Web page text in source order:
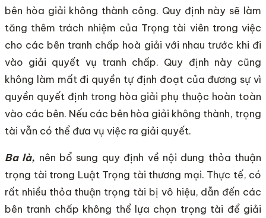
bên hòa giải không thành công. Quy định này sẽ làm
tăng thêm trách nhiệm của Trọng tài viên trong việc
cho các bên tranh chấp hoà giải với nhau trước khi đi
vào giải quyết vụ tranh chấp. Quy định này cũng
không làm mất đi quyền tự định đoạt của đương sự vì
quyền quyết định trong hòa giải phụ thuộc hoàn toàn
vào các bên. Nếu các bên hòa giải không thành, trọng
tài vẫn có thể đưa vụ việc ra giải quyết.
Ba là, nên bổ sung quy định về nội dung thỏa thuận
trọng tài trong Luật Trọng tài thương mại. Thực tế, có
rất nhiều thỏa thuận trọng tài bị vô hiệu, dẫn đến các
bên tranh chấp không thể lựa chọn trọng tài để giải